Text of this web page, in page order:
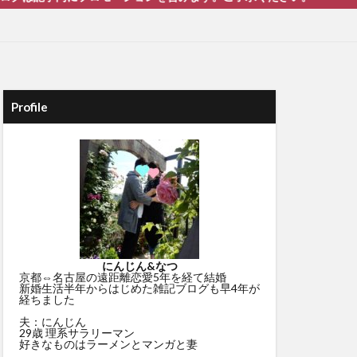
Profile
にんじん&なつ
京都⇔名古屋の遠距離恋愛5年を経て結婚
新婚生活半年からはじめた雑記ブログも早4年が
経ちました
夫：にんじん
29歳 理系サラリーマン
好きなものはラーメンとマンガと妻